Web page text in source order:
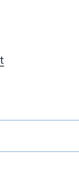
“Flash